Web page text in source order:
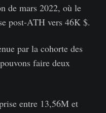
de mars 2022, où le
post-ATH vers 46K $.
par la cohorte des
faire deux
entre 13,56M et